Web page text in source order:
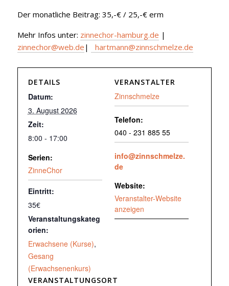
Der monatliche Beitrag: 35,-€ / 25,-€ erm
Mehr Infos unter: zinnechor-hamburg.de |
zinnechor@web.de | hartmann@zinnschmelze.de
DETAILS
Datum:
3. August 2026
Zeit:
8:00 - 17:00
Serien:
ZinneChor
Eintritt:
35€
Veranstaltungskateg
orien:
Erwachsene (Kurse),
Gesang
(Erwachsenenkurs)
VERANSTALTUNGSORT
VERANSTALTER
Zinnschmelze
Telefon:
040 - 231 885 55
info@zinnschmelze.
de
Website:
Veranstalter-Website
anzeigen